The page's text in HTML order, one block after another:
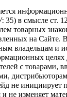
35) в смысле ст.
товарных
на Сайте.
владельцам и
целях
с товарами,
не инициирует
и не изменяет